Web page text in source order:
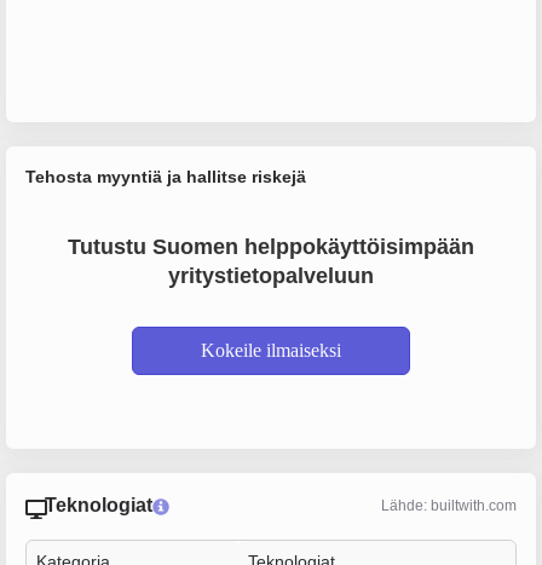
Tehosta myyntiä ja hallitse riskejä
Tutustu Suomen helppokäyttöisimpään
yritystietopalveluun
Kokeile ilmaiseksi
Teknologiat Lähde: builtwith.com